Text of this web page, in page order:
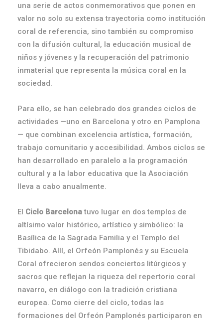
una serie de actos conmemorativos que ponen en
valor no solo su extensa trayectoria como institución
coral de referencia, sino también su compromiso
con la difusión cultural, la educación musical de
niños y jóvenes y la recuperación del patrimonio
inmaterial que representa la música coral en la
sociedad.
Para ello, se han celebrado dos grandes ciclos de
actividades —uno en Barcelona y otro en Pamplona
— que combinan excelencia artística, formación,
trabajo comunitario y accesibilidad. Ambos ciclos se
han desarrollado en paralelo a la programación
cultural y a la labor educativa que la Asociación
lleva a cabo anualmente.
El Ciclo Barcelonatuvo lugar en dos templos de
altísimo valor histórico, artístico y simbólico: la
Basílica de la Sagrada Familia y el Templo del
Tibidabo. Allí, el Orfeón Pamplonés y su Escuela
Coral ofrecieron sendos conciertos litúrgicos y
sacros que reflejan la riqueza del repertorio coral
navarro, en diálogo con la tradición cristiana
europea. Como cierre del ciclo, todas las
formaciones del Orfeón Pamplonés participaron en